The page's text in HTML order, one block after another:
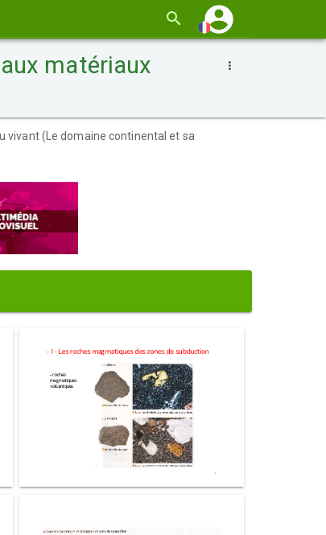
matériaux
vivant (Le domaine continental et sa